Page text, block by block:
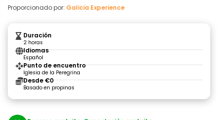
Proporcionado por: Galicia Experience
Duración
2 horas
Idiomas
Español
Punto de encuentro
Iglesia de la Peregrina
Desde €0
Basado en propinas